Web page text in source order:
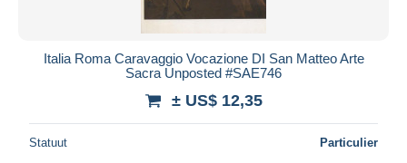
Italia Roma Caravaggio Vocazione DI San Matteo Arte
Sacra Unposted #SAE746
± US$ 12,35
Statuut Particulier